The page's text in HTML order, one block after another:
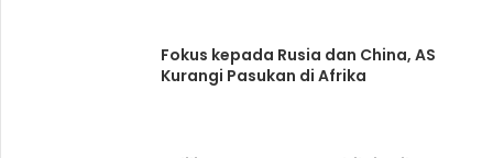
Fokus kepada Rusia dan China, AS
Kurangi Pasukan di Afrika